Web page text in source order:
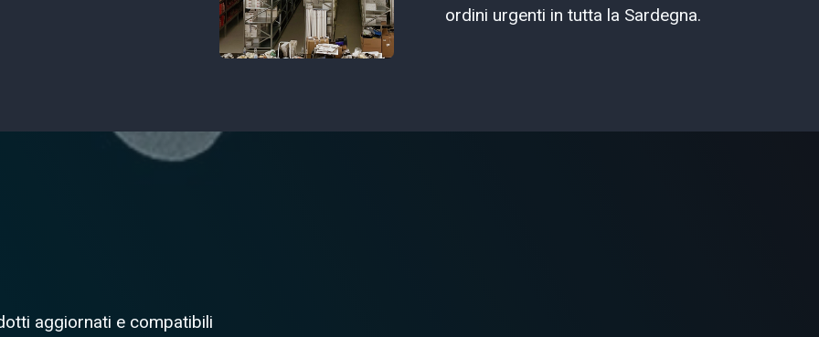
ordini urgenti in tutta la Sardegna.
aggiornati e compatibili